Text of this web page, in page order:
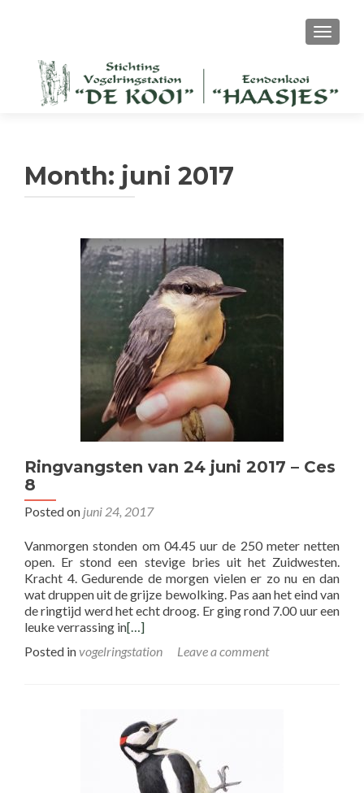
Month: juni 2017
Ringvangsten van 24 juni 2017 – Ces
8
Posted on juni 24, 2017
Vanmorgen stonden om 04.45 uur de 250 meter netten
open. Er stond een stevige bries uit het Zuidwesten.
Kracht 4. Gedurende de morgen vielen er zo nu en dan
wat druppen uit de grijze bewolking. Pas aan het eind van
de ringtijd werd het echt droog. Er ging rond 7.00 uur een
leuke verrassing in[…]
Posted invogelringstation Leave a comment